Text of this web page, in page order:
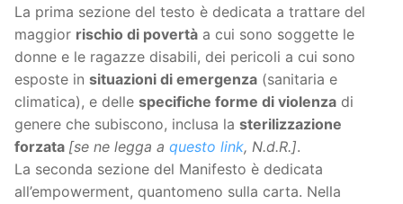
La prima sezione del testo è dedicata a trattare del
maggior rischio di povertà a cui sono soggette le
donne e le ragazze disabili, dei pericoli a cui sono
esposte in situazioni di emergenza (sanitaria e
climatica), e delle specifiche forme di violenza di
genere che subiscono, inclusa la sterilizzazione
forzata [se ne legga a questo link, N.d.R.].
La seconda sezione del Manifesto è dedicata
all’empowerment, quantomeno sulla carta. Nella